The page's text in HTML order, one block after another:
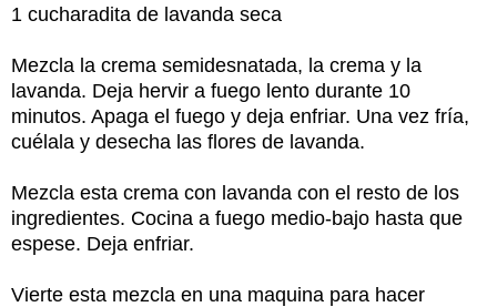
1 cucharadita de lavanda seca
Mezcla la crema semidesnatada, la crema y la
lavanda. Deja hervir a fuego lento durante 10
minutos. Apaga el fuego y deja enfriar. Una vez fría,
cuélala y desecha las flores de lavanda.
Mezcla esta crema con lavanda con el resto de los
ingredientes. Cocina a fuego medio-bajo hasta que
espese. Deja enfriar.
Vierte esta mezcla en una maquina para hacer